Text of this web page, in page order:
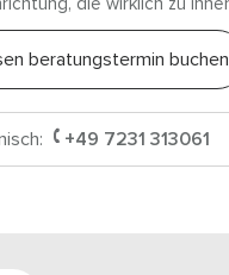
die wirklich zu
beratungstermin buchen
+49 7231 313061